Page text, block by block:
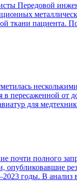
Передовой
ткани пациента.
пересаженной
для
почти полного
опубликовавшие
годы. В